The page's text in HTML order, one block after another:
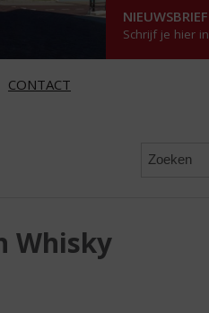
NIEUWSBRIEF
Schrijf je hier in
CONTACT
Whisky